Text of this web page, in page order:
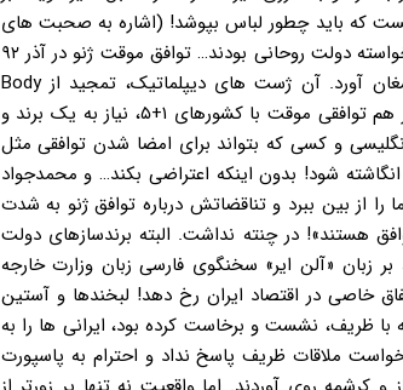
که باید چطور لباس بپوشد! (اشاره به صحبت های
خرازی در گفت وگو با ویژه نامه نوروزی اعتماد در سال ۹۴) با اینهمه اما واقعیت ها قوی تر از خواسته دولت روحانی بودند… توافق موقت ژنو در آذر ۹۲
نه تنها هیچ دستاورد ملموسی برای مردم نداشت بلکه ۱۰۰ تحریم جدید را نیز با خود به ارمغان آورد. آن ژست های دیپلماتیک، تمجید از Body
Language روحانی در رسانه های اصلاح طلب، تماس تلفنی با رئیس جمهور اوباما و دست آخر هم توافقی موقت با کشورهای ۱+۵، نیاز به یک برند و
و کسی که بتواند برای امضا شدن توافقی مثل
شود! بدون اینکه اعتراضی بکند… و محمدجواد
از بین ببرد و تناقضاتش درباره توافق ژنو به شدت
هستند»! در چنته نداشت. البته برندسازهای دولت
زبان «آلن ایر» سخنگوی فارسی زبان وزارت خارجه
خاصی در اقتصاد ایران رخ دهد! لبخندها و آستین
ظریف، نشست و برخاست کرده بود، ایرانی ها را به
ملاقات ظریف پاسخ نداد و احترام به پاسپورت